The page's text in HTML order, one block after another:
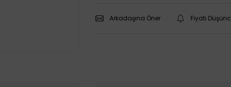
Arkadaşına Öner Fiyatı